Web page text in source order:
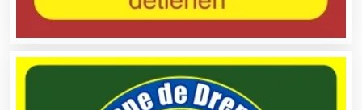
Artículos Publicitarios
Aseguradoras